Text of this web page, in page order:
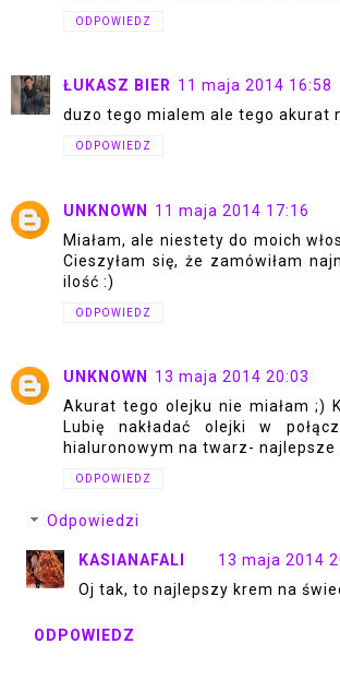
ODPOWIEDZ
ŁUKASZ BIER 11 maja 2014 16:58
duzo tego mialem ale tego akurat
ODPOWIEDZ
UNKNOWN
11 maja 2014 17:16
Miałam, ale niestety do moich
Cieszyłam się, że zamówiłam
ilość :)
ODPOWIEDZ
UNKNOWN
13 maja 2014 20:03
Akurat tego olejku nie miałam ;)
Lubię nakładać olejki w
hialuronowym na twarz- najlepsze
ODPOWIEDZ
Odpowiedzi
KASIANAFALI
13 maja 2014
Oj tak, to najlepszy krem na
ODPOWIEDZ